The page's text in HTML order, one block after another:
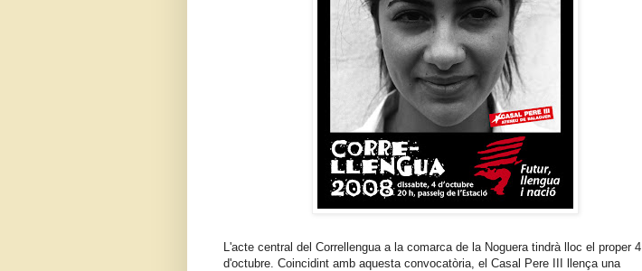
L'acte central del Correllengua a la comarca de la Noguera tindrà lloc el proper 4
d'octubre. Coincidint amb aquesta convocatòria, el Casal Pere III llença una